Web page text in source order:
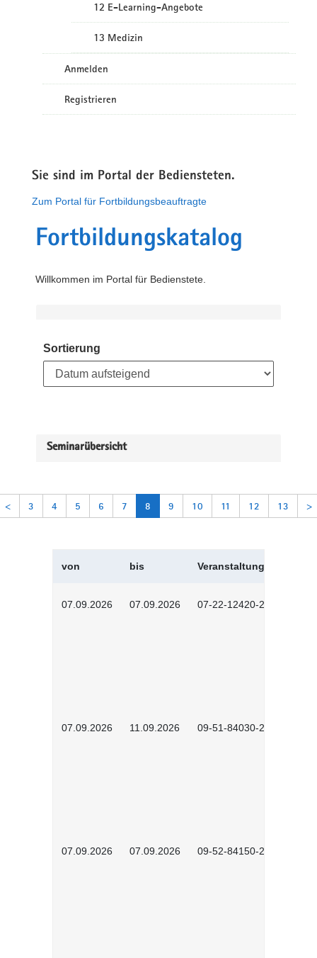
12 E-Learning-Angebote
13 Medizin
Anmelden
Registrieren
Sie sind im Portal der Bediensteten.
Zum Portal für Fortbildungsbeauftragte
Fortbildungskatalog
Willkommen im Portal für Bedienstete.
Sortierung
Seminarübersicht
< 3 4 5 6 7 8 9 10 11 12 13 >
von bis Veranstaltungskürzel
07.09.2026 07.09.2026 07-22-12420-2601
07.09.2026 11.09.2026 09-51-84030-2601
07.09.2026 07.09.2026 09-52-84150-2603